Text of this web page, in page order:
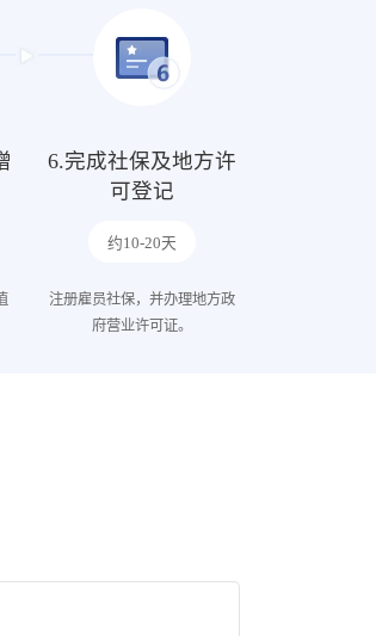
6.完成社保及地方许
可登记
约10-20天
注册雇员社保，并办理地方政
府营业许可证。